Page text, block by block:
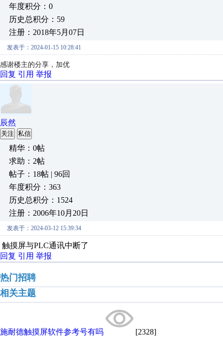
年度积分：0
历史总积分：59
注册：2018年5月07日
发表于：2024-01-15 10:28:41
感谢楼主的分享，加优
回复 引用 举报
辰然
关注 私信
精华：0帖
求助：2帖
帖子：18帖 | 96回
年度积分：363
历史总积分：1524
注册：2006年10月20日
发表于：2024-03-12 15:39:34
触摸屏与PLC通讯中断了
回复 引用 举报
热门招聘
相关主题
施耐德触摸屏软件参考号有吗 [2328]